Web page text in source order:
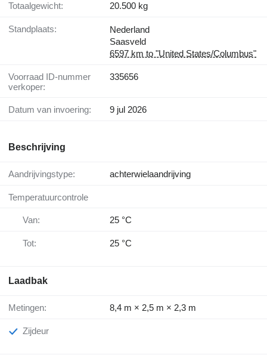
Totaalgewicht: 20.500 kg
Standplaats:
Nederland
Saasveld
6597 km to "United States/Columbus"
Voorraad ID-nummer
verkoper:
335656
Datum van invoering: 9 jul 2026
Beschrijving
Aandrijvingstype: achterwielaandrijving
Temperatuurcontrole
Van: 25 °C
Tot: 25 °C
Laadbak
Metingen: 8,4 m × 2,5 m × 2,3 m
Zijdeur